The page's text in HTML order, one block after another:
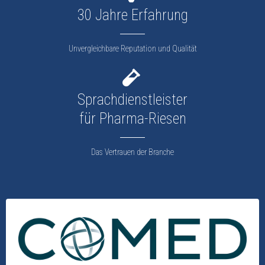
30 Jahre Erfahrung
Unvergleichbare Reputation und Qualität
Sprachdienstleister
für Pharma-Riesen
Das Vertrauen der Branche